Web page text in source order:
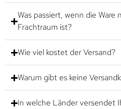
Was passiert, wenn die Ware
Frachtraum ist?
Wie viel kostet der Versand?
Warum gibt es keine
In welche Länder versendet